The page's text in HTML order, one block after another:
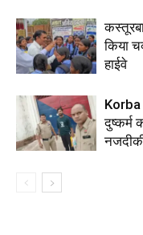
किया
हाईवे
Korba
दुष्कर्म